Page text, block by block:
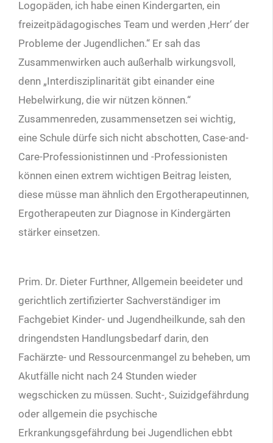
Logopäden, ich habe einen Kindergarten, ein
freizeitpädagogisches Team und werden ‚Herr‘ der
Probleme der Jugendlichen.“ Er sah das
Zusammenwirken auch außerhalb wirkungsvoll,
denn „Interdisziplinarität gibt einander eine
Hebelwirkung, die wir nützen können.“
Zusammenreden, zusammensetzen sei wichtig,
eine Schule dürfe sich nicht abschotten, Case-and-
Care-Professionistinnen und -Professionisten
können einen extrem wichtigen Beitrag leisten,
diese müsse man ähnlich den Ergotherapeutinnen,
Ergotherapeuten zur Diagnose in Kindergärten
stärker einsetzen.
Prim. Dr. Dieter Furthner, Allgemein beeideter und
gerichtlich zertifizierter Sachverständiger im
Fachgebiet Kinder- und Jugendheilkunde, sah den
dringendsten Handlungsbedarf darin, den
Fachärzte- und Ressourcenmangel zu beheben, um
Akutfälle nicht nach 24 Stunden wieder
wegschicken zu müssen. Sucht-, Suizidgefährdung
oder allgemein die psychische
Erkrankungsgefährdung bei Jugendlichen ebbt